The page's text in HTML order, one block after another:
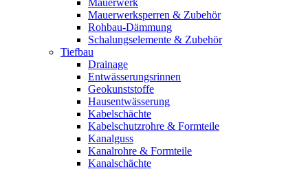
Mauerwerk
Mauerwerksperren & Zubehör
Rohbau-Dämmung
Schalungselemente & Zubehör
Tiefbau
Drainage
Entwässerungsrinnen
Geokunststoffe
Hausentwässerung
Kabelschächte
Kabelschutzrohre & Formteile
Kanalguss
Kanalrohre & Formteile
Kanalschächte